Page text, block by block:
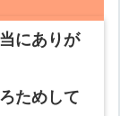
にありが
ためして